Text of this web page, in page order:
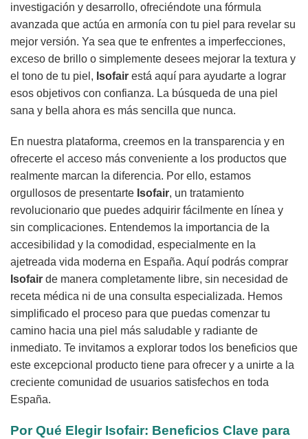
investigación y desarrollo, ofreciéndote una fórmula
avanzada que actúa en armonía con tu piel para revelar su
mejor versión. Ya sea que te enfrentes a imperfecciones,
exceso de brillo o simplemente desees mejorar la textura y
el tono de tu piel, Isofair está aquí para ayudarte a lograr
esos objetivos con confianza. La búsqueda de una piel
sana y bella ahora es más sencilla que nunca.
En nuestra plataforma, creemos en la transparencia y en
ofrecerte el acceso más conveniente a los productos que
realmente marcan la diferencia. Por ello, estamos
orgullosos de presentarte Isofair, un tratamiento
revolucionario que puedes adquirir fácilmente en línea y
sin complicaciones. Entendemos la importancia de la
accesibilidad y la comodidad, especialmente en la
ajetreada vida moderna en España. Aquí podrás comprar
Isofair de manera completamente libre, sin necesidad de
receta médica ni de una consulta especializada. Hemos
simplificado el proceso para que puedas comenzar tu
camino hacia una piel más saludable y radiante de
inmediato. Te invitamos a explorar todos los beneficios que
este excepcional producto tiene para ofrecer y a unirte a la
creciente comunidad de usuarios satisfechos en toda
España.
Por Qué Elegir Isofair: Beneficios Clave para